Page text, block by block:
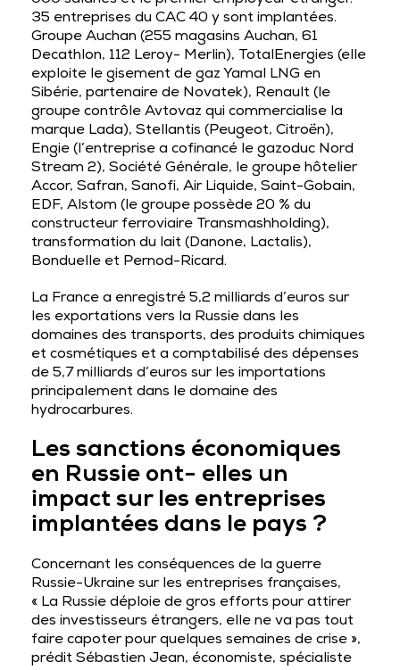
35 entreprises du CAC 40 y sont implantées.
Groupe Auchan (255 magasins Auchan, 61
Decathlon, 112 Leroy- Merlin), TotalEnergies (elle
exploite le gisement de gaz Yamal LNG en
Sibérie, partenaire de Novatek), Renault (le
groupe contrôle Avtovaz qui commercialise la
marque Lada), Stellantis (Peugeot, Citroën),
Engie (l’entreprise a cofinancé le gazoduc Nord
Stream 2), Société Générale, le groupe hôtelier
Accor, Safran, Sanofi, Air Liquide, Saint-Gobain,
EDF, Alstom (le groupe possède 20 % du
constructeur ferroviaire Transmashholding),
transformation du lait (Danone, Lactalis),
Bonduelle et Pernod-Ricard.
La France a enregistré 5,2 milliards d’euros sur
les exportations vers la Russie dans les
domaines des transports, des produits chimiques
et cosmétiques et a comptabilisé des dépenses
de 5,7 milliards d’euros sur les importations
principalement dans le domaine des
hydrocarbures.
Les sanctions économiques
en Russie ont- elles un
impact sur les entreprises
implantées dans le pays ?
Concernant les conséquences de la guerre
Russie-Ukraine sur les entreprises françaises,
« La Russie déploie de gros efforts pour attirer
des investisseurs étrangers, elle ne va pas tout
faire capoter pour quelques semaines de crise »,
prédit Sébastien Jean, économiste, spécialiste